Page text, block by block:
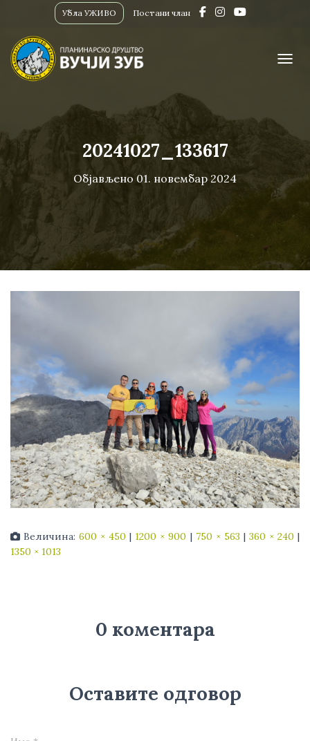
Убла УЖИВО Постани члан
20241027_133617
Објављено 01. новембар 2024
Величина:600 × 450 | 1200 × 900 | 750 × 563 | 360 × 240 |
1350 × 1013
0 коментара
Оставите одговор